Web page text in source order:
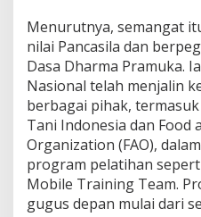
Menurutnya, semangat
nilai Pancasila dan
Dasa Dharma Pramuka.
Nasional telah menjalin
berbagai pihak,
Tani Indonesia dan Food
Organization (FAO),
program pelatihan
Mobile Training Team.
gugus depan mulai dari